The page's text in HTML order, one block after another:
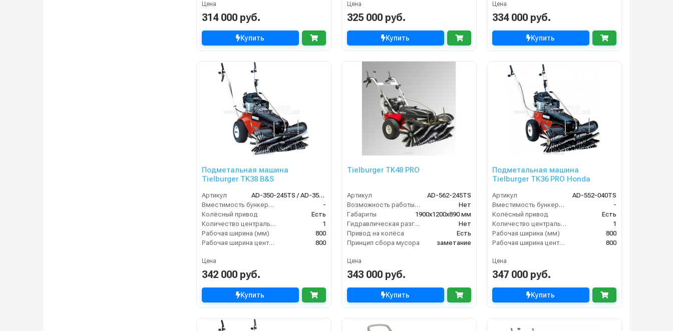
Цена
314 000 руб.
Купить
Цена
325 000 руб.
Купить
Цена
334 000 руб.
Купить
Подметальная машина
Tielburger TK38 B&S
Артикул
AD-350-245TS / AD-350-045TS
Вместимость бункера (л)
-
Колёсный привод
Есть
Количество центральных мусоросборных валиков (шт)
1
Рабочая ширина (мм)
800
Рабочая ширина центральной щётки (мм)
800
Цена
342 000 руб.
Купить
Tielburger TK48 PRO
Артикул
AD-562-245TS
Возможность работы внутри помещения
Нет
Габариты
1900х1200х890 мм
Гидравлическая разгрузка
Нет
Привод на колёса
Есть
Принцип сбора мусора
заметание
Цена
343 000 руб.
Купить
Подметальная машина
Tielburger TK36 PRO Honda
Артикул
AD-552-040TS
Вместимость бункера (л)
-
Колёсный привод
Есть
Количество центральных мусоросборных валиков (шт)
1
Рабочая ширина (мм)
800
Рабочая ширина центральной щётки (мм)
800
Цена
347 000 руб.
Купить